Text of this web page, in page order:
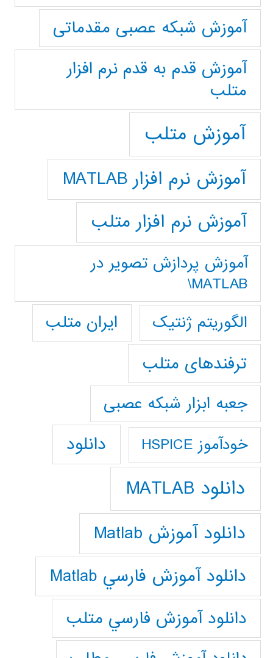
آموزش شبکه عصبی مقدماتی
آموزش قدم به قدم نرم افزار
متلب
آموزش متلب
آموزش نرم افزار MATLAB
آموزش نرم افزار متلب
آموزش پردازش تصوير در
MATLAB\
الگوریتم ژنتیک
ایران متلب
ترفندهای متلب
جعبه ابزار شبکه عصبی
خودآموز HSPICE دانلود
دانلود MATLAB
دانلود آموزش Matlab
دانلود آموزش فارسي Matlab
دانلود آموزش فارسي متلب